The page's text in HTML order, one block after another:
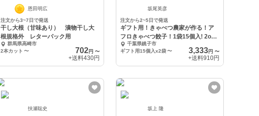
恩田明広
注文から3~7日で発送
干し大根（甘味あり） 漬物干し大
根規格外 レターパック用
群馬県高崎市
2本カット 〜 702円〜
+送料430円
坂尾英彦
注文から2~5日で発送
ギフト用！きゃべつ農家が作る！ア
フロきゃべつ餃子！1袋15個入! 2or3
袋 千葉県銚子市
ギフト用15個入x2袋〜 3,333円 〜
+送料910円
扶瀬聡史 坂上 隆